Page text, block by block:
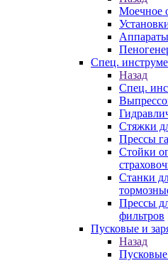
Моечное
Спец.
Назад
Спец.
Стяжки
Прессы
Стойки
Станки
Прессы
фильтров
Пусковые и
Назад
Пусковые